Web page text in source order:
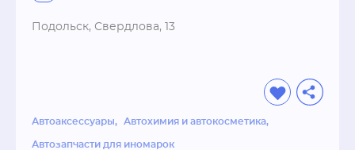
Подольск, Свердлова, 13
Автоаксессуары Автохимия и автокосметика
Автозапчасти для иномарок